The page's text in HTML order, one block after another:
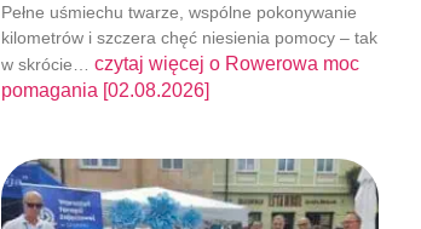
Pełne uśmiechu twarze, wspólne pokonywanie
kilometrów i szczera chęć niesienia pomocy – tak
w skrócie… czytaj więcej oRowerowa moc
pomagania [02.08.2026]